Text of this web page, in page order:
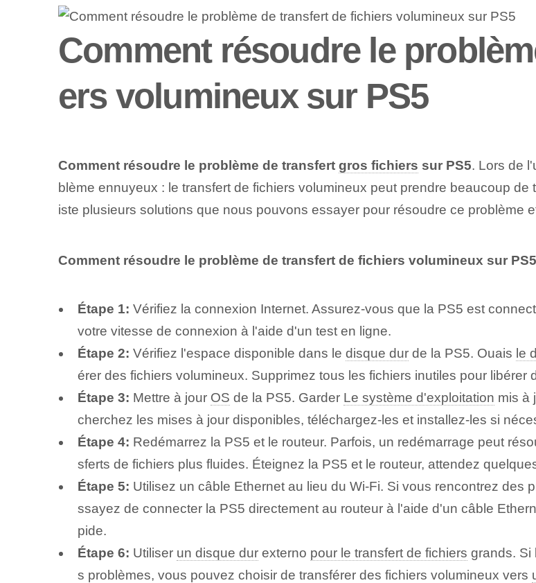
Comment résoudre le
ers volumineux sur PS5
Comment résoudre le problème de transfert gros fichiers sur PS5. Lors de
blème ennuyeux : le transfert de fichiers volumineux peut prendre beaucoup
iste plusieurs solutions que nous pouvons essayer pour résoudre ce problème
Comment résoudre le problème de transfert de fichiers volumineux sur PS5
Étape 1: Vérifiez la connexion Internet. Assurez-vous que la PS5 est
votre vitesse de connexion à l'aide d'un test en ligne.
Étape 2: Vérifiez l'espace disponible dans le disque durde la PS5. Ouais le
érer des fichiers volumineux. Supprimez tous les fichiers inutiles pour libérer
Étape 3: Mettre à jour OS de la PS5. Garder Le système d'exploitation mis à
cherchez les mises à jour disponibles, téléchargez-les et installez-les si
Étape 4: Redémarrez la PS5 et le routeur. Parfois, un redémarrage peut
sferts de fichiers plus fluides. Éteignez la PS5 et le routeur, attendez
Étape 5: Utilisez un câble Ethernet au lieu du Wi-Fi. Si vous rencontrez des
ssayez de connecter la PS5 directement au routeur à l'aide d'un câble
pide.
Étape 6: Utiliser un disque durexterno pour le transfert de fichiers grands. Si
s problèmes, vous pouvez choisir de transférer des fichiers volumineux vers